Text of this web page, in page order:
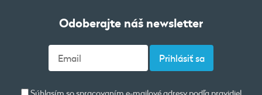
Odoberajte náš newsletter